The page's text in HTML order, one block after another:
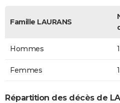
Famille LAURANS
Hommes
Femmes
Répartition des décès de